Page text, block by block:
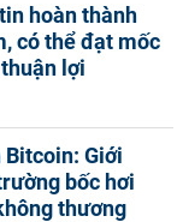
hoàn thành
có thể đạt mốc
lợi
Bitcoin: Giới
bốc hơi
thương